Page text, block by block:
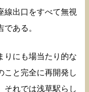
線出口をすべて無視
ある。
りにも場当たり的な
こと完全に再開発し
それでは浅草駅らし